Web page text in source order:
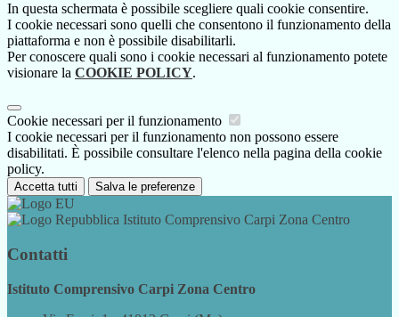
In questa schermata è possibile scegliere quali cookie consentire.
I cookie necessari sono quelli che consentono il funzionamento della
piattaforma e non è possibile disabilitarli.
Per conoscere quali sono i cookie necessari al funzionamento potete
visionare la COOKIE POLICY.
Cookie necessari per il funzionamento
I cookie necessari per il funzionamento non possono essere
disabilitati. È possibile consultare l'elenco nella pagina della cookie
policy.
Accetta tutti Salva le preferenze
Istituto Comprensivo Carpi Zona Centro
Contatti
Istituto Comprensivo Carpi Zona Centro